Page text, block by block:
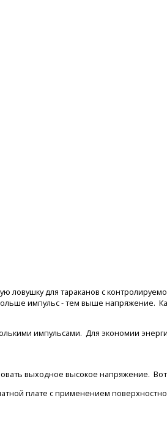
ловушку для тараканов с
импульс - тем выше напряжение.
импульсами. Для экономии
выходное высокое напряжение. Вот
плате с применением